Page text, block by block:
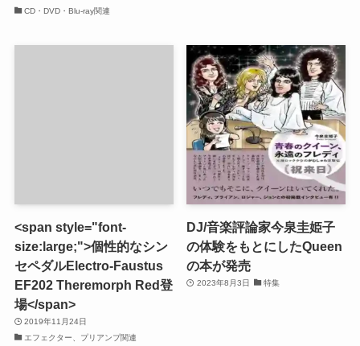
CD・DVD・Blu-ray関連
<span style="font-
size:large;">個性的なシン
セペダルElectro-Faustus
EF202 Theremorph Red登
場</span>
2019年11月24日
エフェクター、プリアンプ関連
DJ/音楽評論家今泉圭姫子
の体験をもとにしたQueen
の本が発売
2023年8月3日 特集